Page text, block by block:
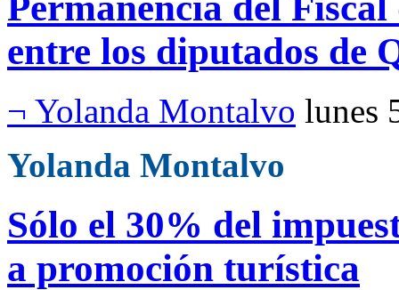
entre los diputados de
¬ Yolanda Montalvo lunes
Yolanda Montalvo
Sólo el 30% del
a promoción turística